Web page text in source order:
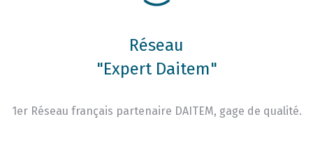
Réseau
"Expert Daitem"
1er Réseau français partenaire DAITEM, gage de qualité.